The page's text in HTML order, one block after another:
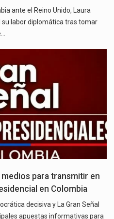
ante el Reino Unido, Laura
labor diplomática tras tomar
medios para transmitir en
en Colombia
decisiva y La Gran Señal
apuestas informativas para